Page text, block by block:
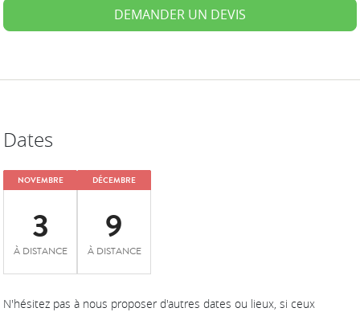
DEMANDER UN DEVIS
Dates
NOVEMBRE
3
À DISTANCE
DÉCEMBRE
9
À DISTANCE
N'hésitez pas à nous proposer d'autres dates ou lieux, si ceux